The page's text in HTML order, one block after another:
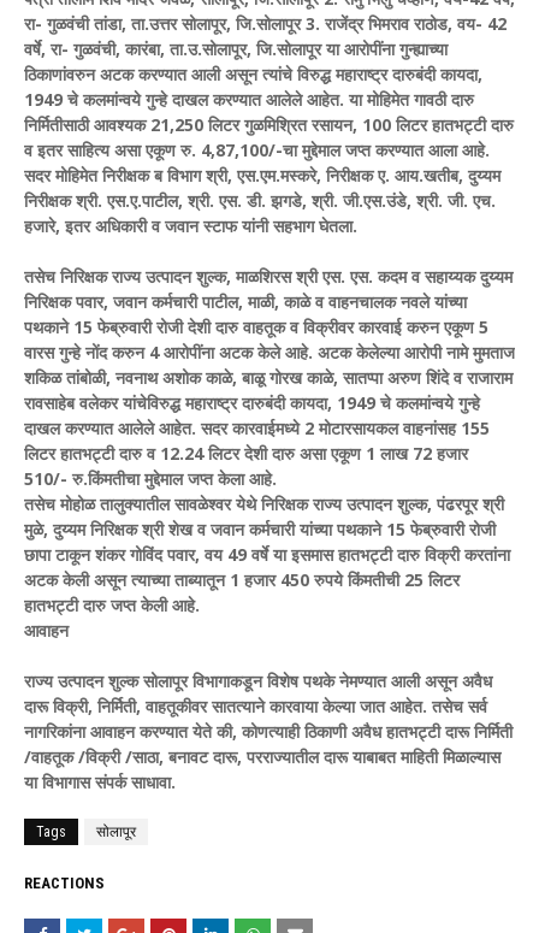
रा- गुळवंची तांडा, ता.उत्तर सोलापूर, जि.सोलापूर 3. राजेंद्र भिमराव राठोड, वय- 42
वर्षे, रा- गुळवंची, कारंबा, ता.उ.सोलापूर, जि.सोलापूर या आरोपींना गुन्ह्याच्या
ठिकाणांवरुन अटक करण्यात आली असून त्यांचे विरुद्ध महाराष्ट्र दारुबंदी कायदा,
1949 चे कलमांन्वये गुन्हे दाखल करण्यात आलेले आहेत. या मोहिमेत गावठी दारु
निर्मितीसाठी आवश्यक 21,250 लिटर गुळमिश्रित रसायन, 100 लिटर हातभट्टी दारु
व इतर साहित्य असा एकूण रु. 4,87,100/-चा मुद्देमाल जप्त करण्यात आला आहे.
सदर मोहिमेत निरीक्षक ब विभाग श्री, एस.एम.मस्करे, निरीक्षक ए. आय.खतीब, दुय्यम
निरीक्षक श्री. एस.ए.पाटील, श्री. एस. डी. झगडे, श्री. जी.एस.उंडे, श्री. जी. एच.
हजारे, इतर अधिकारी व जवान स्टाफ यांनी सहभाग घेतला.
तसेच निरिक्षक राज्य उत्पादन शुल्क, माळशिरस श्री एस. एस. कदम व सहाय्यक दुय्यम
निरिक्षक पवार, जवान कर्मचारी पाटील, माळी, काळे व वाहनचालक नवले यांच्या
पथकाने 15 फेब्रुवारी रोजी देशी दारु वाहतूक व विक्रीवर कारवाई करुन एकूण 5
वारस गुन्हे नोंद करुन 4 आरोपींना अटक केले आहे. अटक केलेल्या आरोपी नामे मुमताज
शकिळ तांबोळी, नवनाथ अशोक काळे, बाळू गोरख काळे, सातप्पा अरुण शिंदे व राजाराम
रावसाहेब वलेकर यांचेविरुद्ध महाराष्ट्र दारुबंदी कायदा, 1949 चे कलमांन्वये गुन्हे
दाखल करण्यात आलेले आहेत. सदर कारवाईमध्ये 2 मोटारसायकल वाहनांसह 155
लिटर हातभट्टी दारु व 12.24 लिटर देशी दारु असा एकूण 1 लाख 72 हजार
510/- रु.किंमतीचा मुद्देमाल जप्त केला आहे.
तसेच मोहोळ तालुक्यातील सावळेश्वर येथे निरिक्षक राज्य उत्पादन शुल्क, पंढरपूर श्री
मुळे, दुय्यम निरिक्षक श्री शेख व जवान कर्मचारी यांच्या पथकाने 15 फेब्रुवारी रोजी
छापा टाकून शंकर गोविंद पवार, वय 49 वर्षे या इसमास हातभट्टी दारु विक्री करतांना
अटक केली असून त्याच्या ताब्यातून 1 हजार 450 रुपये किंमतीची 25 लिटर
हातभट्टी दारु जप्त केली आहे.
आवाहन
राज्य उत्पादन शुल्क सोलापूर विभागाकडून विशेष पथके नेमण्यात आली असून अवैध
दारू विक्री, निर्मिती, वाहतूकीवर सातत्याने कारवाया केल्या जात आहेत. तसेच सर्व
नागरिकांना आवाहन करण्यात येते की, कोणत्याही ठिकाणी अवैध हातभट्टी दारू निर्मिती
/वाहतूक /विक्री /साठा, बनावट दारू, परराज्यातील दारू याबाबत माहिती मिळाल्यास
या विभागास संपर्क साधावा.
Tags सोलापूर
REACTIONS